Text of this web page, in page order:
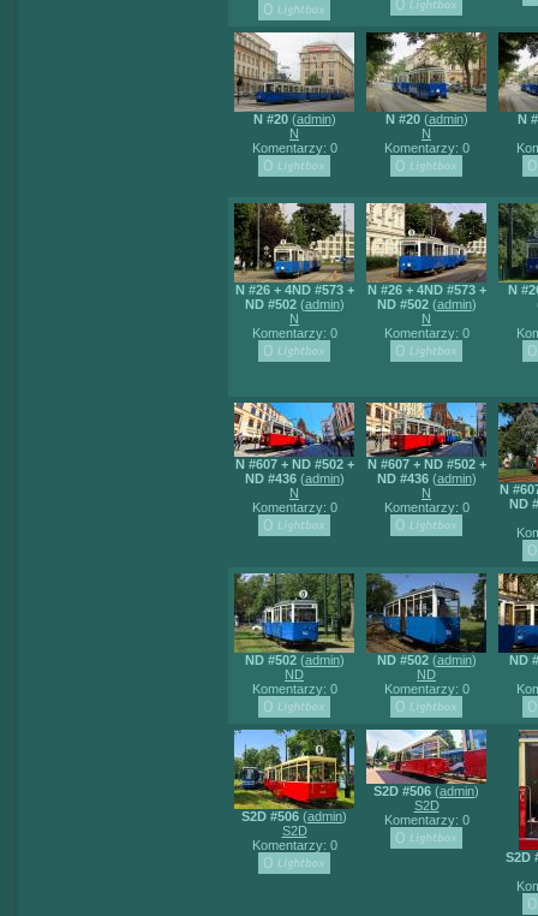
N #20(admin)
N
Komentarzy: 0
N #20(admin)
N
Komentarzy: 0
N
N #26 + 4ND #573 +
ND #502(admin)
N
Komentarzy: 0
N #26 + 4ND #573 +
ND #502(admin)
N
Komentarzy: 0
N
N #607 + ND #502 +
ND #436(admin)
N
Komentarzy: 0
N #607 + ND #502 +
ND #436(admin)
N
Komentarzy: 0
N
ND
ND #502(admin)
ND
Komentarzy: 0
ND #502(admin)
ND
Komentarzy: 0
ND
S2D #506 (admin)
S2D
Komentarzy: 0
S2D #506 (admin)
S2D
Komentarzy: 0
S2D